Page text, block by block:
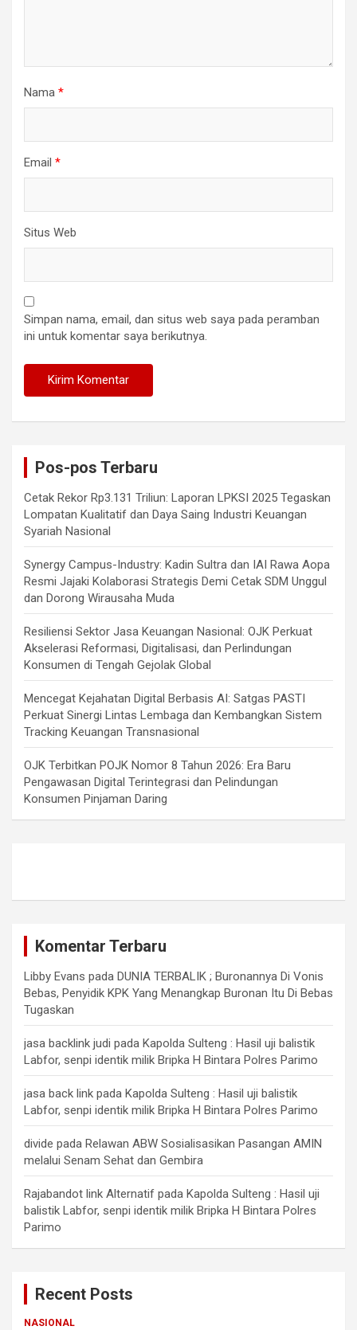
Nama *
Email *
Situs Web
Simpan nama, email, dan situs web saya pada peramban
ini untuk komentar saya berikutnya.
Pos-pos Terbaru
Cetak Rekor Rp3.131 Triliun: Laporan LPKSI 2025 Tegaskan
Lompatan Kualitatif dan Daya Saing Industri Keuangan
Syariah Nasional
Synergy Campus-Industry: Kadin Sultra dan IAI Rawa Aopa
Resmi Jajaki Kolaborasi Strategis Demi Cetak SDM Unggul
dan Dorong Wirausaha Muda
Resiliensi Sektor Jasa Keuangan Nasional: OJK Perkuat
Akselerasi Reformasi, Digitalisasi, dan Perlindungan
Konsumen di Tengah Gejolak Global
Mencegat Kejahatan Digital Berbasis AI: Satgas PASTI
Perkuat Sinergi Lintas Lembaga dan Kembangkan Sistem
Tracking Keuangan Transnasional
OJK Terbitkan POJK Nomor 8 Tahun 2026: Era Baru
Pengawasan Digital Terintegrasi dan Pelindungan
Konsumen Pinjaman Daring
Komentar Terbaru
Libby Evans pada DUNIA TERBALIK ; Buronannya Di Vonis
Bebas, Penyidik KPK Yang Menangkap Buronan Itu Di Bebas
Tugaskan
jasa backlink judi pada Kapolda Sulteng : Hasil uji balistik
Labfor, senpi identik milik Bripka H Bintara Polres Parimo
jasa back link pada Kapolda Sulteng : Hasil uji balistik
Labfor, senpi identik milik Bripka H Bintara Polres Parimo
divide pada Relawan ABW Sosialisasikan Pasangan AMIN
melalui Senam Sehat dan Gembira
Rajabandot link Alternatif pada Kapolda Sulteng : Hasil uji
balistik Labfor, senpi identik milik Bripka H Bintara Polres
Parimo
Recent Posts
NASIONAL